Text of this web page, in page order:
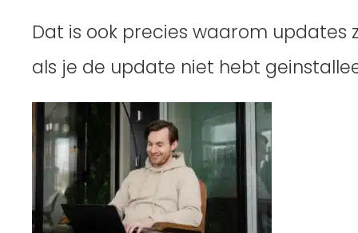
Dat is ook precies waarom updates
als je de update niet hebt